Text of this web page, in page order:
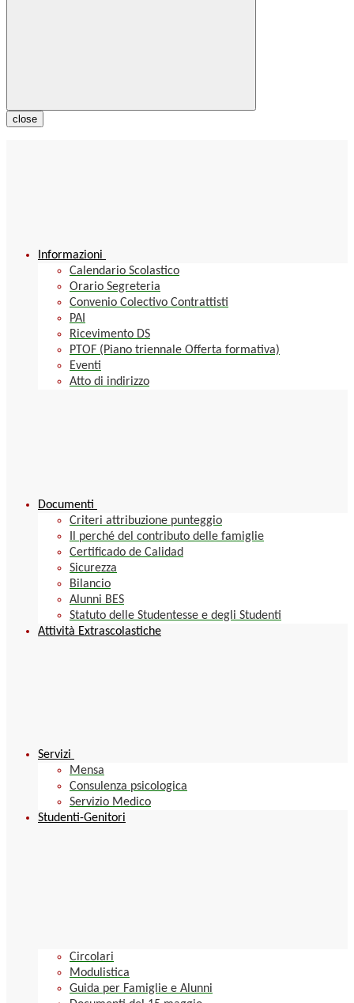
close
Informazioni
Calendario Scolastico
Orario Segreteria
Convenio Colectivo Contrattisti
PAI
Ricevimento DS
PTOF (Piano triennale Offerta formativa)
Eventi
Atto di indirizzo
Documenti
Criteri attribuzione punteggio
Il perché del contributo delle famiglie
Certificado de Calidad
Sicurezza
Bilancio
Alunni BES
Statuto delle Studentesse e degli Studenti
Attività Extrascolastiche
Servizi
Mensa
Consulenza psicologica
Servizio Medico
Studenti-Genitori
Circolari
Modulistica
Guida per Famiglie e Alunni